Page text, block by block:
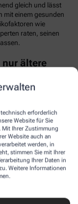
erforderlich
Website für Sie
Ihrer Zustimmung
Website auch an
werden, in
stimmen Sie mit Ihrer
Ihrer Daten in
Weitere Informationen
gleich und lässt
mit einem gesunden
wie
raten, seinen
ältere
mit
von Geburt an
einen Gendefekt
bis 500 mg/dl) und
ab. Betroffene
eine